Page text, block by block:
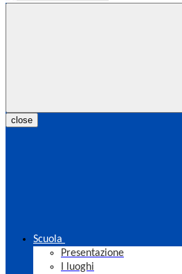
close
Scuola
Presentazione
I luoghi